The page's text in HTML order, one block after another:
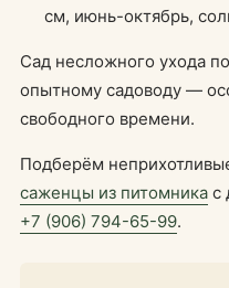
см, июнь-октябрь,
Сад несложного ухода
опытному садоводу —
свободного времени.
Подберём
саженцы из питомника с
+7 (906) 794-65-99.